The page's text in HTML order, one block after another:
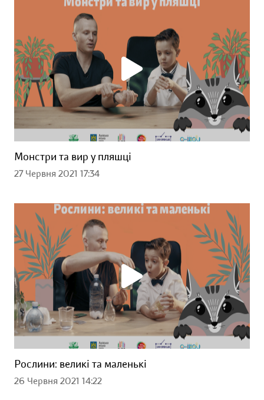
Монстри та вир у пляшці
27 Червня 2021 17:34
Рослини: великі та маленькі
26 Червня 2021 14:22